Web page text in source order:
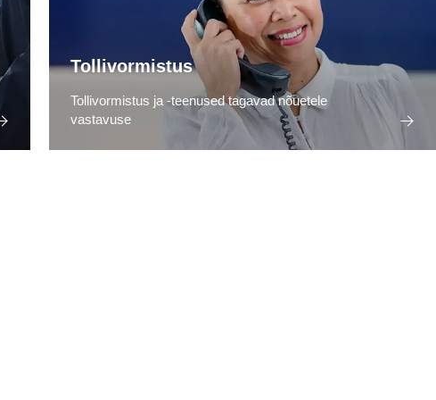
Tollivormistus
Tollivormistus ja -teenused tagavad nõuetele
vastavuse